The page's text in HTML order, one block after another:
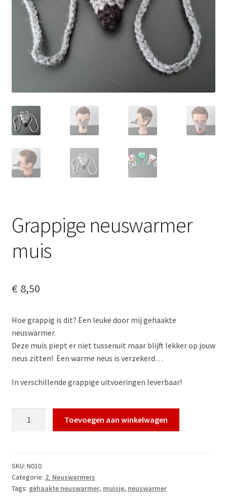
Grappige neuswarmer
muis
€ 8,50
Hoe grappig is dit? Een leuke door mij gehaakte
neuswarmer.
Deze muis piept er niet tussenuit maar blijft lekker op jouw
neus zitten! Een warme neus is verzekerd…
In verschillende grappige uitvoeringen leverbaar!
Toevoegen aan winkelwagen
SKU: N010
Categorie: 2. Neuswarmers
Tags: gehaakte neuswarmer, muisje, neuswarmer